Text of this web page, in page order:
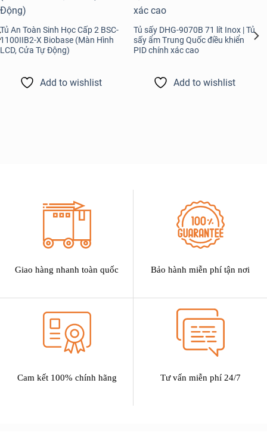
Tủ An Toàn Sinh Học Cấp 2 BSC-
1100IIB2-X Biobase (Màn Hình
LCD, Cửa Tự Động)
Add to wishlist
Tủ sấy DHG-9070B 71 lít Inox | Tủ
sấy ẩm Trung Quốc điều khiển
PID chính xác cao
Add to wishlist
Giao hàng nhanh toàn quốc Bảo hành miễn phí tận nơi
Cam kết 100% chính hãng Tư vấn miễn phí 24/7